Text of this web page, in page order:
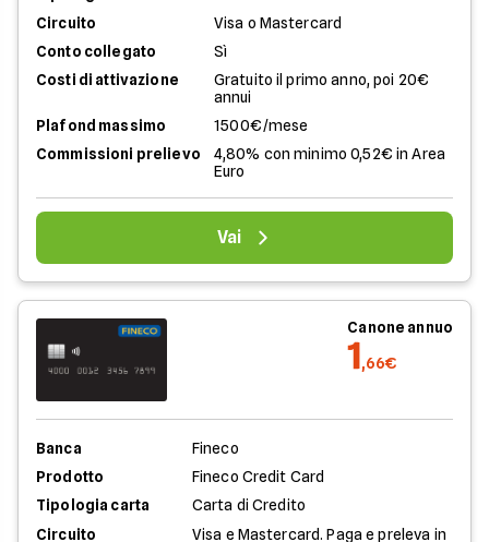
Circuito
Visa o Mastercard
Conto collegato
Sì
Costi di attivazione
Gratuito il primo anno, poi 20€
annui
Plafond massimo
1500€/mese
Commissioni prelievo
4,80% con minimo 0,52€ in Area
Euro
Vai
Canone annuo
1,66€
Banca
Fineco
Prodotto
Fineco Credit Card
Tipologia carta
Carta di Credito
Circuito
Visa e Mastercard. Paga e preleva in